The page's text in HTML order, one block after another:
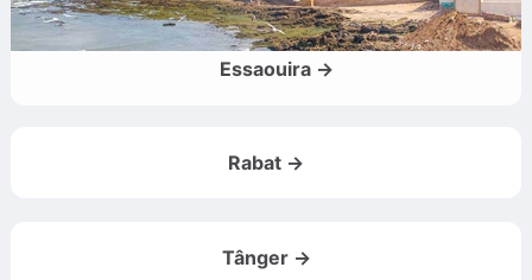
Essaouira →
Rabat →
Tânger →